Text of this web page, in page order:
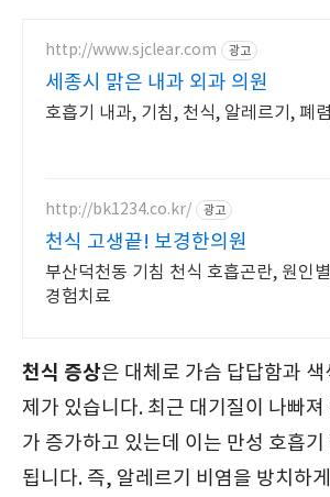
http://www.sjclear.com 광고
세종시 맑은 내과 외과 의원
호흡기 내과, 기침, 천식, 알레르기, 폐
http://bk1234.co.kr/ 광고
천식 고생끝! 보경한의원
부산덕천동 기침 천식 호흡곤란, 원인별 근본치료, 오랜
경험치료
천식 증상은 대체로 가슴 답답함과
제가 있습니다. 최근 대기질이 나빠
가 증가하고 있는데 이는 만성 호흡기
됩니다. 즉, 알레르기 비염을 방치하